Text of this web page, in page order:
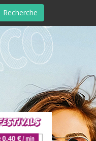
Recherche